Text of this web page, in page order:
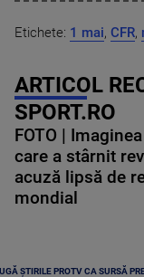
Etichete: 1 mai, CFR,
ARTICOL
SPORT.RO
FOTO |
care a stârnit
acuză lipsă de
mondial
ȘTIRILE PROTV CA SURSĂ